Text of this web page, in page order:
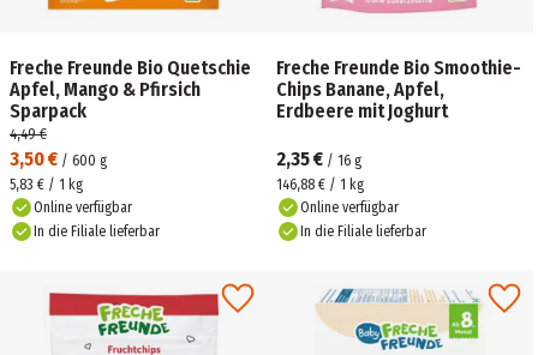
Freche Freunde Bio Quetschie
Apfel, Mango & Pfirsich
Sparpack
3,50 € / 600 g
4,49 €
5,83 € / 1 kg
Online verfügbar
In die Filiale lieferbar
Freche Freunde Bio Smoothie-
Chips Banane, Apfel,
Erdbeere mit Joghurt
2,35 € / 16 g
146,88 € / 1 kg
Online verfügbar
In die Filiale lieferbar